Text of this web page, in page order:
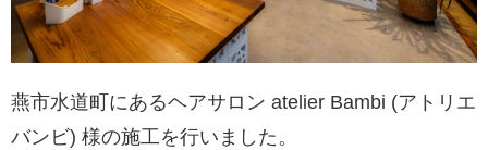
燕市水道町にあるヘアサロン atelier Bambi (アトリエ
バンビ) 様の施工を行いました。